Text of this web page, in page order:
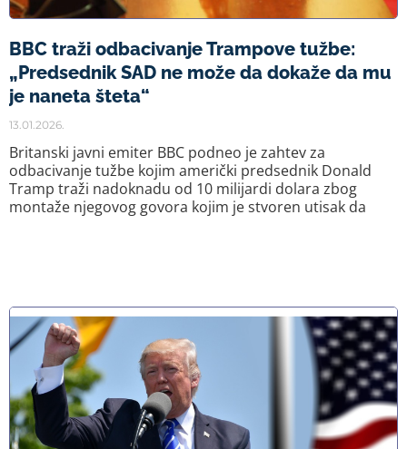
BBC traži odbacivanje Trampove tužbe:
„Predsednik SAD ne može da dokaže da mu
je naneta šteta“
13.01.2026.
Britanski javni emiter BBC podneo je zahtev za
odbacivanje tužbe kojim američki predsednik Donald
Tramp traži nadoknadu od 10 milijardi dolara zbog
montaže njegovog govora kojim je stvoren utisak da